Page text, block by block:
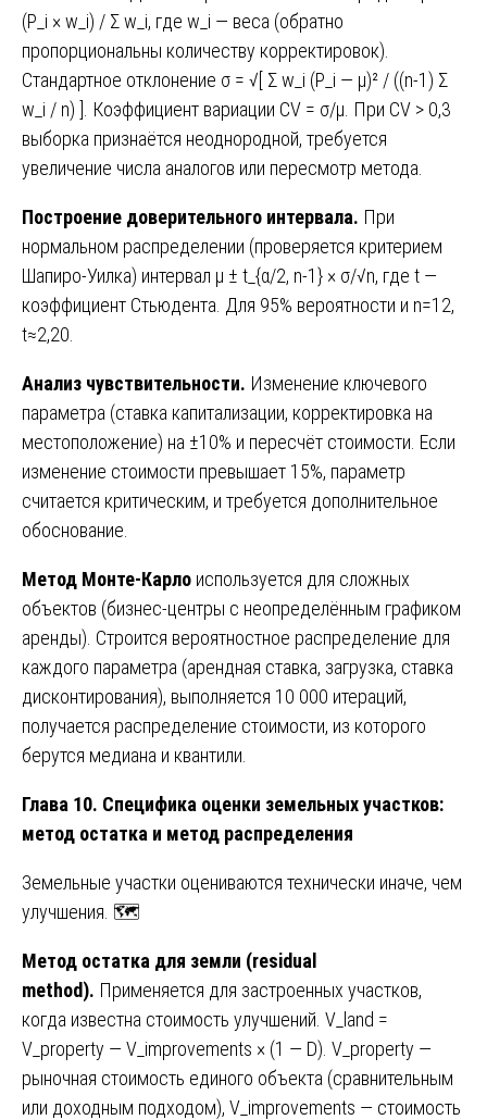
(P_i × w_i) / Σ w_i, где w_i — веса (обратно
пропорциональны количеству корректировок).
Стандартное отклонение σ = √[ Σ w_i (P_i — μ)² / ((n-1) Σ
w_i / n) ]. Коэффициент вариации CV = σ/μ. При CV > 0,3
выборка признаётся неоднородной, требуется
увеличение числа аналогов или пересмотр метода.
Построение доверительного интервала. При
нормальном распределении (проверяется критерием
Шапиро-Уилка) интервал μ ± t_{α/2, n-1} × σ/√n, где t —
коэффициент Стьюдента. Для 95% вероятности и n=12,
t≈2,20.
Анализ чувствительности. Изменение ключевого
параметра (ставка капитализации, корректировка на
местоположение) на ±10% и пересчёт стоимости. Если
изменение стоимости превышает 15%, параметр
считается критическим, и требуется дополнительное
обоснование.
Метод Монте-Карло используется для сложных
объектов (бизнес-центры с неопределённым графиком
аренды). Строится вероятностное распределение для
каждого параметра (арендная ставка, загрузка, ставка
дисконтирования), выполняется 10 000 итераций,
получается распределение стоимости, из которого
берутся медиана и квантили.
Глава 10. Специфика оценки земельных участков:
метод остатка и метод распределения
Земельные участки оцениваются технически иначе, чем
улучшения. 🗺️
Метод остатка для земли (residual
method). Применяется для застроенных участков,
когда известна стоимость улучшений. V_land =
V_property — V_improvements × (1 — D). V_property —
рыночная стоимость единого объекта (сравнительным
или доходным подходом), V_improvements — стоимость